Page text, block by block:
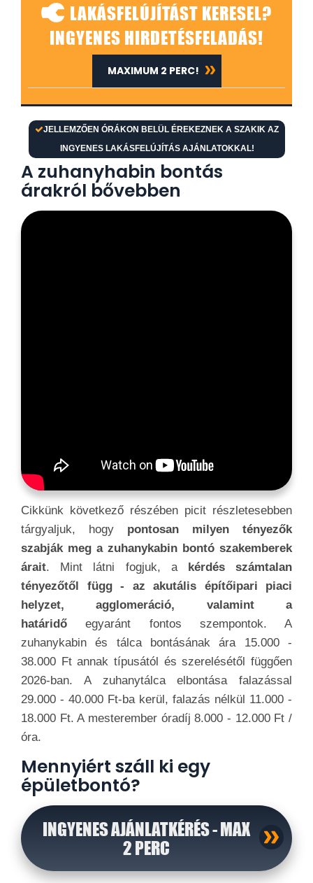
LAKÁSFELÚJÍTÁST KERESEL?
INGYENES HIRDETÉSFELADÁS!
JELLEMZŐEN ÓRÁKON BELÜL ÉREKEZNEK A SZAKIK AZ
INGYENES LAKÁSFELÚJÍTÁS AJÁNLATOKKAL!
MAXIMUM 2 PERC!
A zuhanyhabin bontás
árakról bővebben
Cikkünk következő részében picit részletesebben
tárgyaljuk, hogy pontosan milyen tényezők
szabják meg a zuhanykabin bontó szakemberek
árait. Mint látni fogjuk, akérdés számtalan
tényezőtől függ - az akutális építőipari piaci
helyzet, agglomeráció, valamint a
határidőegyaránt fontos szempontok. A
zuhanykabin és tálca bontásának ára 15.000 -
38.000 Ft annak típusától és szerelésétől függően
2026-ban. A zuhanytálca elbontása falazással
29.000 - 40.000 Ft-ba kerül, falazás nélkül 11.000 -
18.000 Ft. A mesterember óradíj 8.000 - 12.000 Ft /
óra.
Mennyiért száll ki egy
épületbontó?
INGYENES AJÁNLATKÉRÉS - MAX
2 PERC